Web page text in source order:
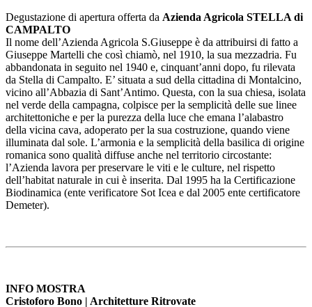
Degustazione di apertura offerta da Azienda Agricola STELLA di
CAMPALTO
Il nome dell’Azienda Agricola S.Giuseppe è da attribuirsi di fatto a
Giuseppe Martelli che così chiamò, nel 1910, la sua mezzadria. Fu
abbandonata in seguito nel 1940 e, cinquant’anni dopo, fu rilevata
da Stella di Campalto. E’ situata a sud della cittadina di Montalcino,
vicino all’Abbazia di Sant’Antimo. Questa, con la sua chiesa, isolata
nel verde della campagna, colpisce per la semplicità delle sue linee
architettoniche e per la purezza della luce che emana l’alabastro
della vicina cava, adoperato per la sua costruzione, quando viene
illuminata dal sole. L’armonia e la semplicità della basilica di origine
romanica sono qualità diffuse anche nel territorio circostante:
l’Azienda lavora per preservare le viti e le culture, nel rispetto
dell’habitat naturale in cui è inserita. Dal 1995 ha la Certificazione
Biodinamica (ente verificatore Sot Icea e dal 2005 ente certificatore
Demeter).
INFO MOSTRA
Cristoforo Bono | Architetture Ritrovate